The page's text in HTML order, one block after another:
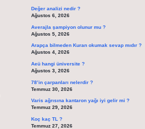
Değer analizi nedir ?
Ağustos 6, 2026
Averajla şampiyon olunur mu ?
Ağustos 5, 2026
Arapça bilmeden Kuran okumak sevap mıdır ?
Ağustos 4, 2026
Aeü hangi üniversite ?
Ağustos 3, 2026
78’in çarpanları nelerdir ?
Temmuz 30, 2026
Varis ağrısına kantaron yağı iyi gelir mi ?
Temmuz 29, 2026
Koç kaç TL ?
Temmuz 27, 2026